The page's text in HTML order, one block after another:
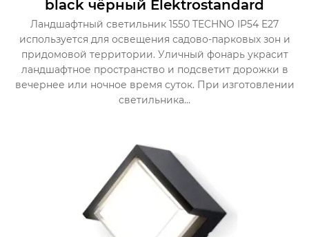
black чёрный Elektrostandard
Ландшафтный светильник 1550 TECHNO IP54 E27
используется для освещения садово-парковых зон и
придомовой территории. Уличный фонарь украсит
ландшафтное пространство и подсветит дорожки в
вечернее или ночное время суток. При изготовлении
светильника...